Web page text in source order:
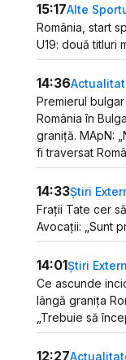
15:17Alte
România, start
U19: două titluri
14:36
Premierul
România în
graniță. MApN:
fi traversat
14:33Știri
Frații Tate cer
Avocații: „Sunt
14:01Știri
Ce ascunde
lângă granița
„Trebuie să
12:27